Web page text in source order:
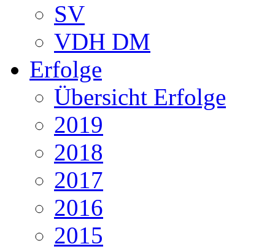
SV
VDH DM
Erfolge
Übersicht Erfolge
2019
2018
2017
2016
2015